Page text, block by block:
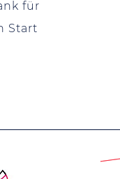
für
Start